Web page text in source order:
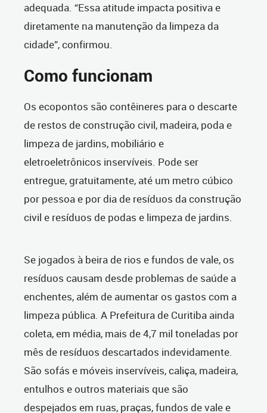
adequada. “Essa atitude impacta positiva e
diretamente na manutenção da limpeza da
cidade”, confirmou.
Como funcionam
Os ecopontos são contêineres para o descarte
de restos de construção civil, madeira, poda e
limpeza de jardins, mobiliário e
eletroeletrônicos inservíveis. Pode ser
entregue, gratuitamente, até um metro cúbico
por pessoa e por dia de resíduos da construção
civil e resíduos de podas e limpeza de jardins.
Se jogados à beira de rios e fundos de vale, os
resíduos causam desde problemas de saúde a
enchentes, além de aumentar os gastos com a
limpeza pública. A Prefeitura de Curitiba ainda
coleta, em média, mais de 4,7 mil toneladas por
mês de resíduos descartados indevidamente.
São sofás e móveis inservíveis, caliça, madeira,
entulhos e outros materiais que são
despejados em ruas, praças, fundos de vale e